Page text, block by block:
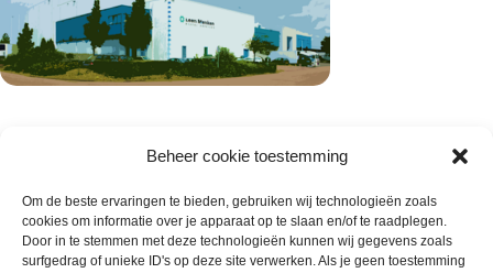
Beheer cookie toestemming
Om de beste ervaringen te bieden, gebruiken wij technologieën zoals
cookies om informatie over je apparaat op te slaan en/of te raadplegen.
Door in te stemmen met deze technologieën kunnen wij gegevens zoals
surfgedrag of unieke ID's op deze site verwerken. Als je geen toestemming